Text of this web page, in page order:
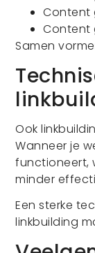
Content
Content
Samen
Ook
Wanneer je
functioneert,
minder
Een sterke
linkbuilding